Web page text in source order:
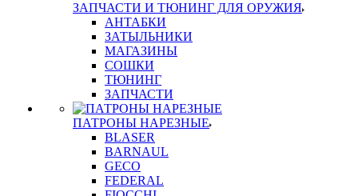
ЗАПЧАСТИ И ТЮНИНГ ДЛЯ ОРУЖИЯ
АНТАБКИ
ЗАТЫЛЬНИКИ
МАГАЗИНЫ
СОШКИ
ТЮНИНГ
ЗАПЧАСТИ
ПАТРОНЫ НАРЕЗНЫЕ
BLASER
BARNAUL
GEСO
FEDERAL